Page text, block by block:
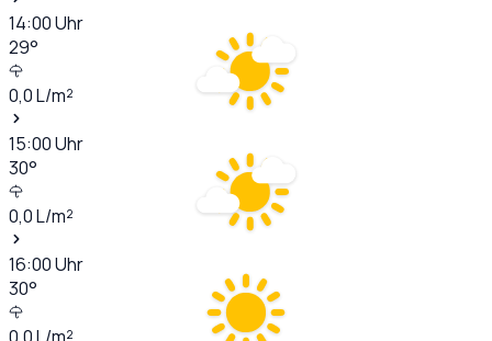
14:00Uhr
29°
0,0L/m²
15:00Uhr
30°
0,0L/m²
16:00Uhr
30°